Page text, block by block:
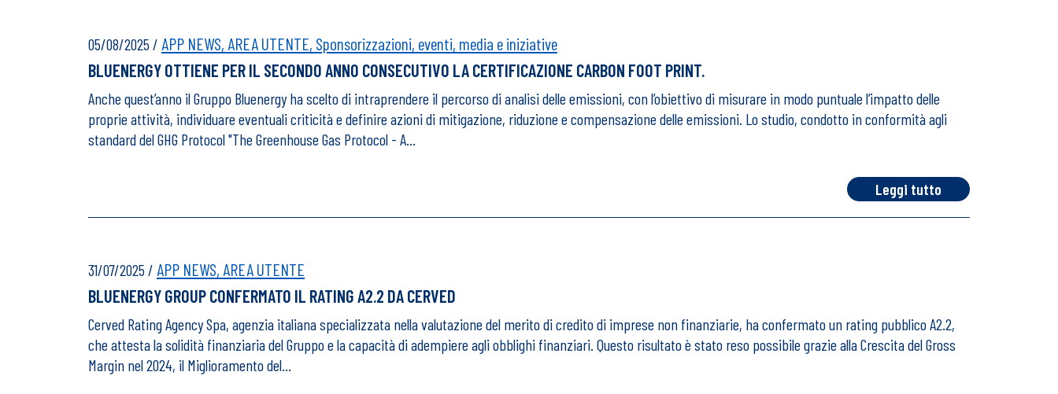
05/08/2025 / APP NEWS, AREA UTENTE, Sponsorizzazioni, eventi, media e iniziative
BLUENERGY OTTIENE PER IL SECONDO ANNO CONSECUTIVO LA CERTIFICAZIONE CARBON FOOT PRINT.
Anche quest’anno il Gruppo Bluenergy ha scelto di intraprendere il percorso di analisi delle emissioni, con l’obiettivo di misurare in modo puntuale l’impatto delle
proprie attività, individuare eventuali criticità e definire azioni di mitigazione, riduzione e compensazione delle emissioni. Lo studio, condotto in conformità agli
standard del GHG Protocol "The Greenhouse Gas Protocol - A…
Leggi tutto
31/07/2025 / APP NEWS, AREA UTENTE
BLUENERGY GROUP CONFERMATO IL RATING A2.2 DA CERVED
Cerved Rating Agency Spa, agenzia italiana specializzata nella valutazione del merito di credito di imprese non finanziarie, ha confermato un rating pubblico A2.2,
che attesta la solidità finanziaria del Gruppo e la capacità di adempiere agli obblighi finanziari. Questo risultato è stato reso possibile grazie alla Crescita del Gross
Margin nel 2024, il Miglioramento del…